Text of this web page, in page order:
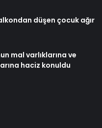
düşen çocuk ağır
mal varlıklarına ve
haciz konuldu